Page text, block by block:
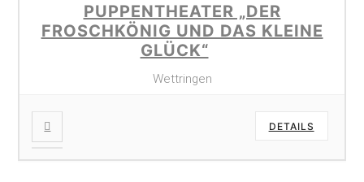
PUPPENTHEATER „DER
FROSCHKÖNIG UND DAS KLEINE
GLÜCK“
Wettringen
DETAILS